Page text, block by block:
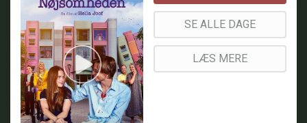
SE ALLE DAGE
LÆS MERE